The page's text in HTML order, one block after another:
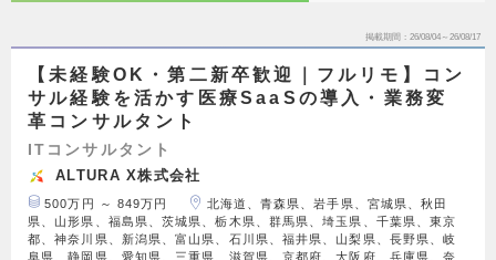
掲載期間 26/08/04～26/08/17
【未経験OK・第二新卒歓迎｜フルリモ】コン
サル経験を活かす医療SaaSの導入・業務変
革コンサルタント
ITコンサルタント
ALTURA X株式会社
500万円 ～ 849万円
北海道、青森県、岩手県、宮城県、秋田
県、山形県、福島県、茨城県、栃木県、群馬県、埼玉県、千葉県、東京
都、神奈川県、新潟県、富山県、石川県、福井県、山梨県、長野県、岐
阜県、静岡県、愛知県、三重県、滋賀県、京都府、大阪府、兵庫県、奈